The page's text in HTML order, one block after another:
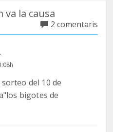
va la causa
2 comentaris
del 10 de
bigotes de